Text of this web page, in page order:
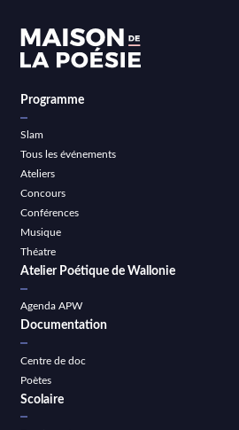
Programme
Slam
Tous les événements
Ateliers
Concours
Conférences
Musique
Théatre
Atelier Poétique de Wallonie
Agenda APW
Documentation
Centre de doc
Poètes
Scolaire